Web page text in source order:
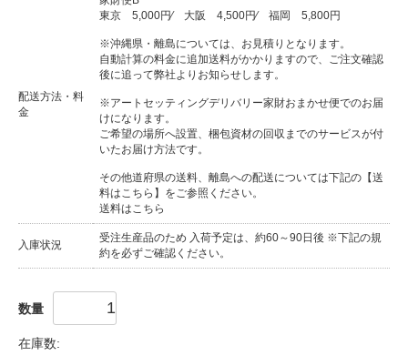
配送方法・料
金
東京
5,000円⁄ 大阪 4,500円⁄ 福岡 5,800円
※沖縄県・離島については、お見積りとなります。
自動計算の料金に追加送料がかかりますので、ご注文確認
後に追って弊社よりお知らせします。
※アートセッティングデリバリー家財おまかせ便でのお届
けになります。
ご希望の場所へ設置、梱包資材の回収までのサービスが付
いたお届け方法です。
その他道府県の送料、離島への配送については下記の【送
料はこちら】をご参照ください。
送料はこちら
入庫状況
受注生産品のため 入荷予定は、約60～90日後 ※下記の規
約を必ずご確認ください。
数量
在庫数: